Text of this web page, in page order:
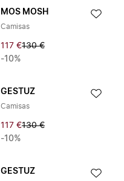
MOS MOSH
Camisas
117 €130 €
-10%
GESTUZ
Camisas
117 €130 €
-10%
GESTUZ